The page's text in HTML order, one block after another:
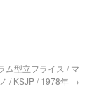
ム型立フライス / マ
/ KSJP / 1978年 →